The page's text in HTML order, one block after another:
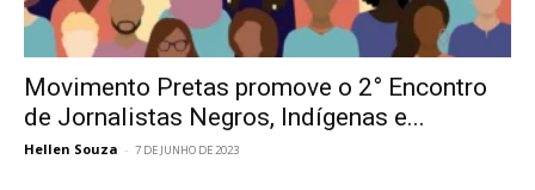
Movimento Pretas promove o 2° Encontro
de Jornalistas Negros, Indígenas e...
Hellen Souza - 7 DE JUNHO DE 2023